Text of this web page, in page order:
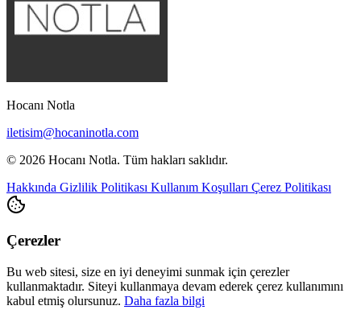
Hocanı Notla
iletisim@hocaninotla.com
© 2026 Hocanı Notla. Tüm hakları saklıdır.
Hakkında Gizlilik Politikası Kullanım Koşulları Çerez Politikası
Çerezler
Bu web sitesi, size en iyi deneyimi sunmak için çerezler
kullanmaktadır. Siteyi kullanmaya devam ederek çerez kullanımını
kabul etmiş olursunuz. Daha fazla bilgi